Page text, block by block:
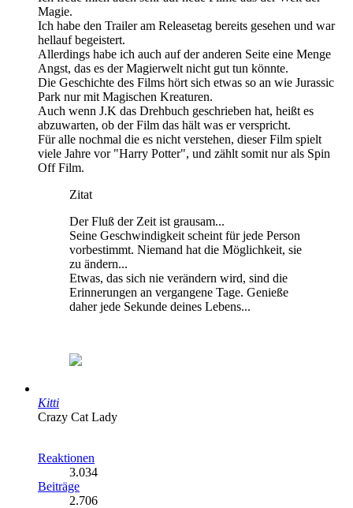
Magie.
Ich habe den Trailer am Releasetag bereits gesehen und war
hellauf begeistert.
Allerdings habe ich auch auf der anderen Seite eine Menge
Angst, das es der Magierwelt nicht gut tun könnte.
Die Geschichte des Films hört sich etwas so an wie Jurassic
Park nur mit Magischen Kreaturen.
Auch wenn J.K das Drehbuch geschrieben hat, heißt es
abzuwarten, ob der Film das hält was er verspricht.
Für alle nochmal die es nicht verstehen, dieser Film spielt
viele Jahre vor "Harry Potter", und zählt somit nur als Spin
Off Film.
Zitat
Der Fluß der Zeit ist grausam...
Seine Geschwindigkeit scheint für jede Person
vorbestimmt. Niemand hat die Möglichkeit, sie
zu ändern...
Etwas, das sich nie verändern wird, sind die
Erinnerungen an vergangene Tage. Genieße
daher jede Sekunde deines Lebens...
Kitti
Crazy Cat Lady
Reaktionen
3.034
Beiträge
2.706